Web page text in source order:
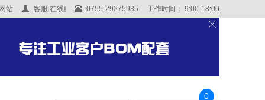
站 客服[在线] 0755-29275935 工作时间： 9:00-18:00
0